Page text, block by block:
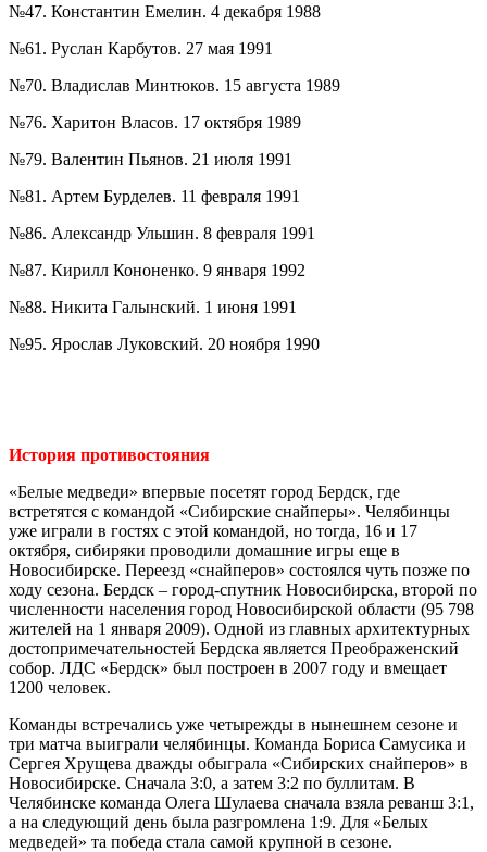
№47. Константин Емелин. 4 декабря 1988
№61. Руслан Карбутов. 27 мая 1991
№70. Владислав Минтюков. 15 августа 1989
№76. Харитон Власов. 17 октября 1989
№79. Валентин Пьянов. 21 июля 1991
№81. Артем Бурделев. 11 февраля 1991
№86. Александр Ульшин. 8 февраля 1991
№87. Кирилл Кононенко. 9 января 1992
№88. Никита Галынский. 1 июня 1991
№95. Ярослав Луковский. 20 ноября 1990
История противостояния
«Белые медведи» впервые посетят город Бердск, где
встретятся с командой «Сибирские снайперы». Челябинцы
уже играли в гостях с этой командой, но тогда, 16 и 17
октября, сибиряки проводили домашние игры еще в
Новосибирске. Переезд «снайперов» состоялся чуть позже по
ходу сезона. Бердск – город-спутник Новосибирска, второй по
численности населения город Новосибирской области (95 798
жителей на 1 января 2009). Одной из главных архитектурных
достопримечательностей Бердска является Преображенский
собор. ЛДС «Бердск» был построен в 2007 году и вмещает
1200 человек.
Команды встречались уже четырежды в нынешнем сезоне и
три матча выиграли челябинцы. Команда Бориса Самусика и
Сергея Хрущева дважды обыграла «Сибирских снайперов» в
Новосибирске. Сначала 3:0, а затем 3:2 по буллитам. В
Челябинске команда Олега Шулаева сначала взяла реванш 3:1,
а на следующий день была разгромлена 1:9. Для «Белых
медведей» та победа стала самой крупной в сезоне.